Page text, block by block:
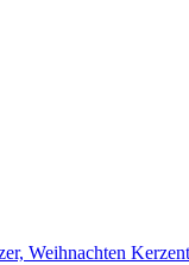
Weihnachten